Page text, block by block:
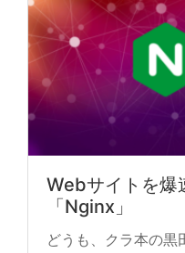
Webサイトを爆
「Nginx」
どうも、クラ本の